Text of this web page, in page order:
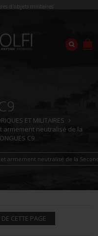
d'objets militaires
ET MILITAIRES
armement neutralisé de la
C9
armement neutralisé de la
CETTE PAGE